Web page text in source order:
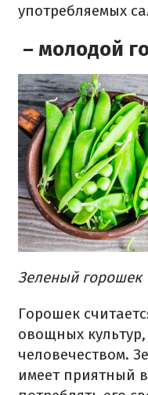
употребляемых
– молодой
Зеленый горошек
Горошек
овощных
человечеством.
имеет приятный